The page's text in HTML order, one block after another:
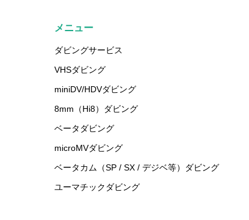
メニュー
ダビングサービス
VHSダビング
miniDV/HDVダビング
8mm（Hi8）ダビング
ベータダビング
microMVダビング
ベータカム（SP / SX / デジベ等）ダビング
ユーマチックダビング